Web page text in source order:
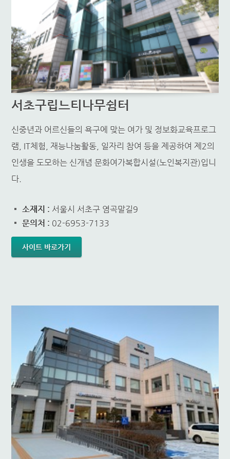
서초구립느티나무쉼터
신중년과 어르신들의 욕구에 맞는 여가 및 정보화교육프로그
램, IT체험, 재능나눔활동, 일자리 참여 등을 제공하여 제2의
인생을 도모하는 신개념 문화여가복합시설(노인복지관)입니
다.
소재지 : 서울시 서초구 염곡말길9
문의처 : 02-6953-7133
사이트 바로가기